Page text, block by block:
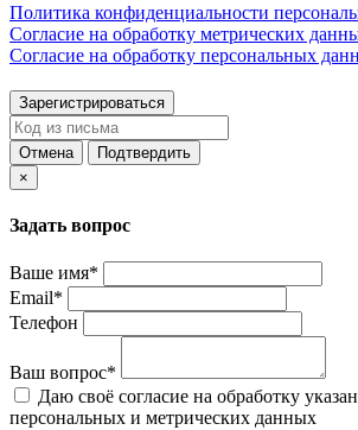
Политика конфиденциальности
Согласие на обработку метрических
Согласие на обработку персональных
Зарегистрироваться
Отмена
Подтвердить
×
Задать вопрос
Ваше имя*
Email*
Телефон
Ваш вопрос*
Даю своё согласие на обработку
персональных и метрических данных